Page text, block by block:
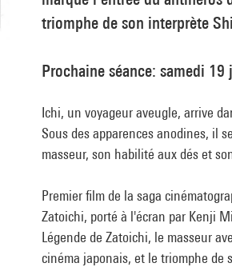
triomphe de son interprète
Prochaine séance: samedi
Ichi, un voyageur aveugle, arrive
Sous des apparences anodines, il
masseur, son habilité aux dés et
Premier film de la saga
Zatoichi, porté à l'écran par Kenji
Légende de Zatoichi, le masseur
cinéma japonais, et le triomphe de